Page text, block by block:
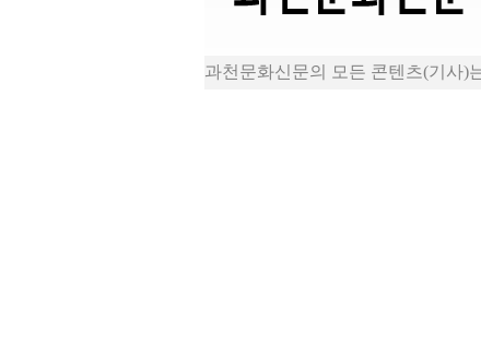
과천문화신문의 모든 콘텐츠(기사)